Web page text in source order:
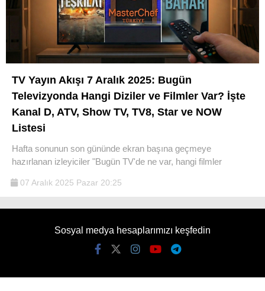
TV Yayın Akışı 7 Aralık 2025: Bugün
Televizyonda Hangi Diziler ve Filmler Var? İşte
Kanal D, ATV, Show TV, TV8, Star ve NOW
Listesi
Hafta sonunun son gününde ekran başına geçmeye
hazırlanan izleyiciler "Bugün TV'de ne var, hangi filmler
07 Aralık 2025 Pazar 20:25
Sosyal medya hesaplarımızı keşfedin